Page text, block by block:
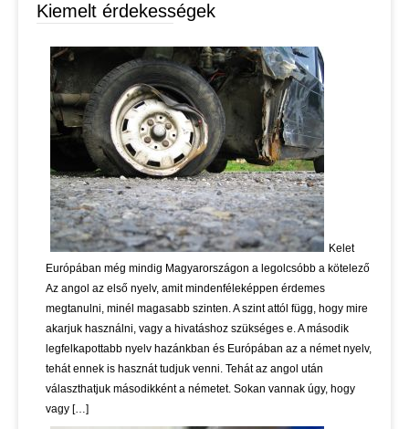
Kiemelt érdekességek
Kelet
Európában még mindig Magyarországon a legolcsóbb a kötelező
Az angol az első nyelv, amit mindenféleképpen érdemes
megtanulni, minél magasabb szinten. A szint attól függ, hogy mire
akarjuk használni, vagy a hivatáshoz szükséges e. A második
legfelkapottabb nyelv hazánkban és Európában az a német nyelv,
tehát ennek is hasznát tudjuk venni. Tehát az angol után
választhatjuk másodikként a németet. Sokan vannak úgy, hogy
vagy […]